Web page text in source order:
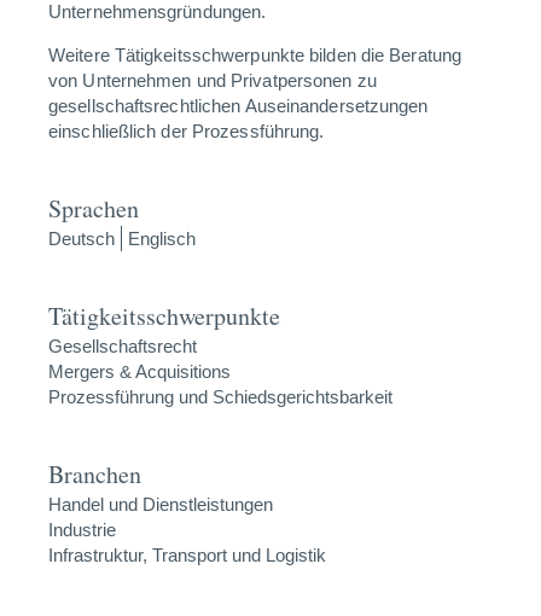
Unternehmensgründungen.
Weitere Tätigkeitsschwerpunkte bilden die Beratung
von Unternehmen und Privatpersonen zu
gesellschaftsrechtlichen Auseinandersetzungen
einschließlich der Prozessführung.
Sprachen
Deutsch Englisch
Tätigkeitsschwerpunkte
Gesellschaftsrecht
Mergers & Acquisitions
Prozessführung und Schiedsgerichtsbarkeit
Branchen
Handel und Dienstleistungen
Industrie
Infrastruktur, Transport und Logistik